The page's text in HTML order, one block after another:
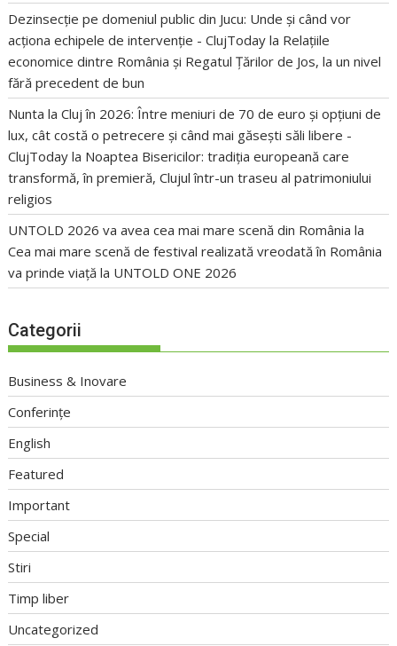
Dezinsecție pe domeniul public din Jucu: Unde și când vor
acționa echipele de intervenție - ClujToday la Relațiile
economice dintre România și Regatul Țărilor de Jos, la un nivel
fără precedent de bun
Nunta la Cluj în 2026: Între meniuri de 70 de euro și opțiuni de
lux, cât costă o petrecere și când mai găsești săli libere -
ClujToday la Noaptea Bisericilor: tradiția europeană care
transformă, în premieră, Clujul într-un traseu al patrimoniului
religios
UNTOLD 2026 va avea cea mai mare scenă din România la
Cea mai mare scenă de festival realizată vreodată în România
va prinde viață la UNTOLD ONE 2026
Categorii
Business & Inovare
Conferințe
English
Featured
Important
Special
Stiri
Timp liber
Uncategorized